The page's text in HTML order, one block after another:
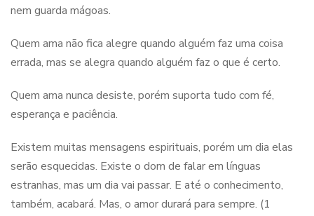
nem guarda mágoas.
Quem ama não fica alegre quando alguém faz uma coisa
errada, mas se alegra quando alguém faz o que é certo.
Quem ama nunca desiste, porém suporta tudo com fé,
esperança e paciência.
Existem muitas mensagens espirituais, porém um dia elas
serão esquecidas. Existe o dom de falar em línguas
estranhas, mas um dia vai passar. E até o conhecimento,
também, acabará. Mas, o amor durará para sempre. (1